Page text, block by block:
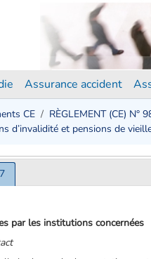
Assurance accident
CE RÈGLEMENT (CE) N°
d’invalidité et pensions de
par les institutions concernées